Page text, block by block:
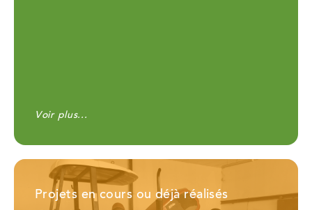
Voir plus...
Projets en cours ou déjà réalisés